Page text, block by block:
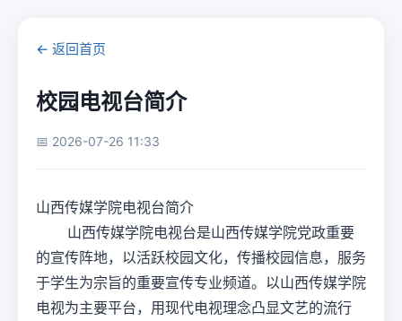
← 返回首页
校园电视台简介
📅 2026-07-26 11:33
山西传媒学院电视台简介
山西传媒学院电视台是山西传媒学院党政重要
的宣传阵地，以活跃校园文化，传播校园信息，服务
于学生为宗旨的重要宣传专业频道。以山西传媒学院
电视为主要平台，用现代电视理念凸显文艺的流行